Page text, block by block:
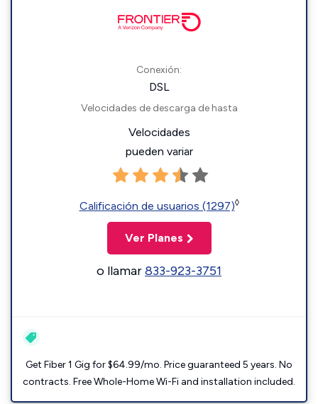
Conexión:
DSL
Velocidades de descarga de hasta
Velocidades
pueden variar
Calificación de usuarios (1297)◊
Ver Planes
o llamar833-923-3751
Get Fiber 1 Gig for $64.99/mo. Price guaranteed 5 years. No
contracts. Free Whole-Home Wi-Fi and installation included.